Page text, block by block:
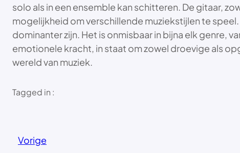
solo als in een ensemble kan schitteren. De gitaar,
mogelijkheid om verschillende muziekstijlen te
dominanter zijn. Het is onmisbaar in bijna elk genre,
emotionele kracht, in staat om zowel droevige als
wereld van muziek.
Tagged in :
Vorige